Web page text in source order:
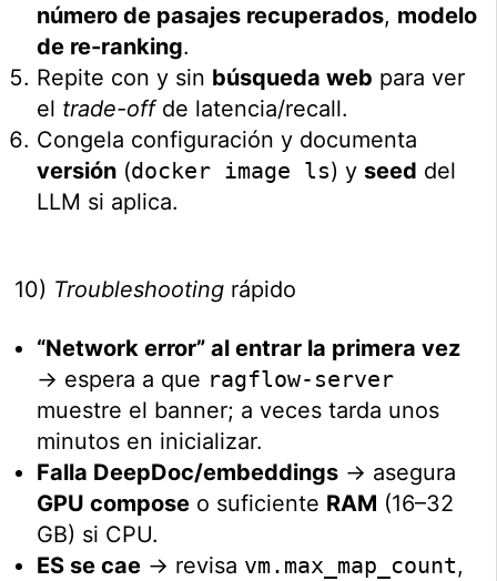
número de pasajes recuperados, modelo
de re-ranking.
Repite con y sin búsqueda web para ver
el trade-offde latencia/recall.
Congela configuración y documenta
versión (docker image ls) y seed del
LLM si aplica.
10) Troubleshooting rápido
“Network error” al entrar la primera vez
→ espera a que ragflow-server
muestre el banner; a veces tarda unos
minutos en inicializar.
Falla DeepDoc/embeddings → asegura
GPU compose o suficiente RAM (16–32
GB) si CPU.
ES se cae → revisa vm.max_map_count,